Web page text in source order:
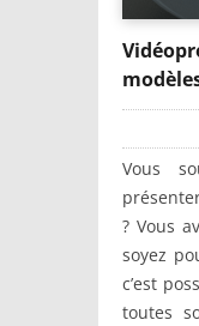
Vous
? Vous
soyez
c’est
toutes